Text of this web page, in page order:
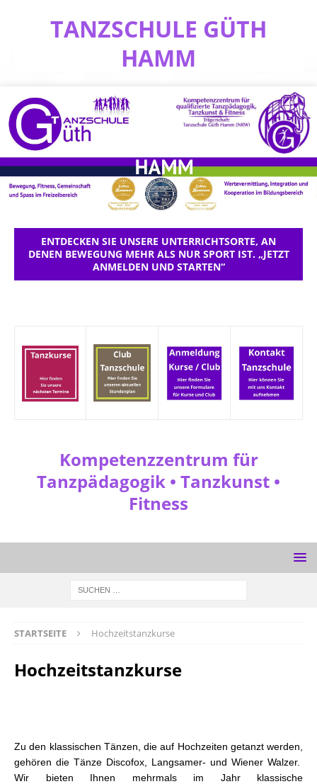
TANZSCHULE GÜTH
HAMM
ENTDECKEN SIE UNSERE UNTERRICHTSORTE, AN
DENEN BEWEGUNG MEHR ALS NUR SPORT IST. „JETZT
ANMELDEN UND STARTEN“
Kompetenzzentrum für
Tanzpädagogik • Tanzkunst •
Fitness
STARTSEITE Hochzeitstanzkurse
Hochzeitstanzkurse
Zu den klassischen Tänzen, die auf Hochzeiten getanzt werden,
gehören die Tänze Discofox, Langsamer- und Wiener Walzer.
Wir bieten Ihnen mehrmals im Jahr klassische